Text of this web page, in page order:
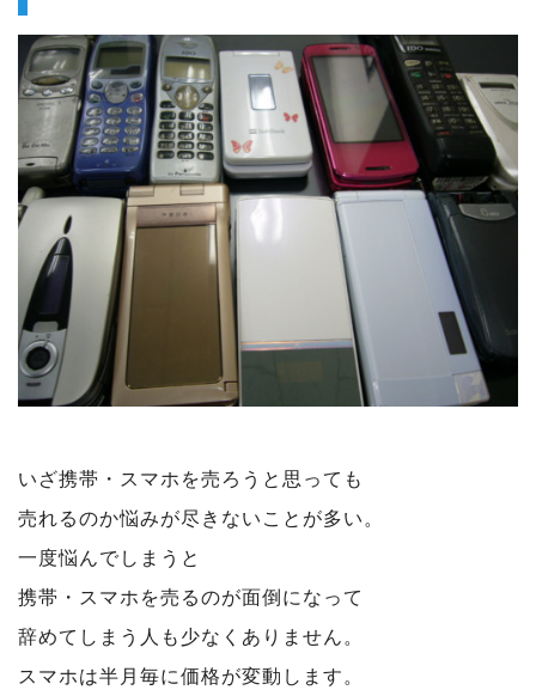
いざ携帯・スマホを売ろうと思っても
売れるのか悩みが尽きないことが多い。
一度悩んでしまうと
携帯・スマホを売るのが面倒になって
辞めてしまう人も少なくありません。
スマホは半月毎に価格が変動します。